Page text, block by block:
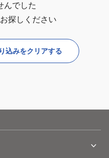
んでした
探しください
込みをクリアする